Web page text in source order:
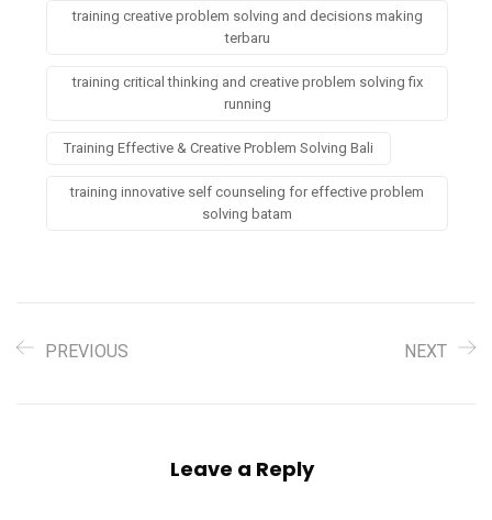
training creative problem solving and decisions making
terbaru
training critical thinking and creative problem solving fix
running
Training Effective & Creative Problem Solving Bali
training innovative self counseling for effective problem
solving batam
PREVIOUS NEXT
Leave a Reply